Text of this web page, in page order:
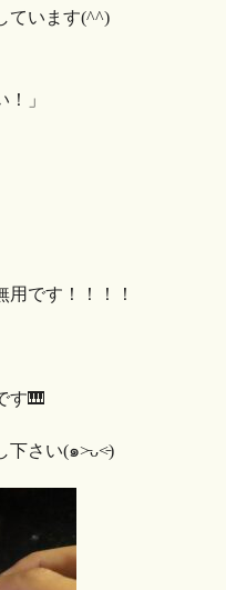
ています(^^)
」
です！！！！
す🎹
下さい(๑˃̵ᴗ˂̵)